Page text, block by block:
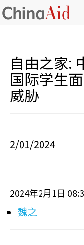
自由之家:
国际学生
威胁
2/01/2024
2024年2月 1 日
魏之